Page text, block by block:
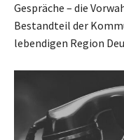
Gespräche – die
Bestandteil der
lebendigen Region